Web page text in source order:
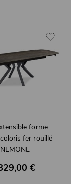
forme
fer rouillé
€